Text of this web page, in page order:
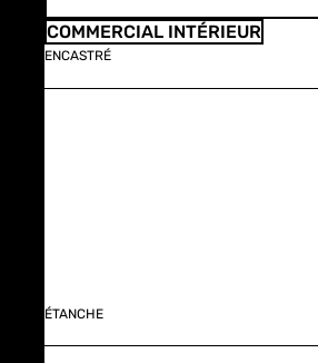
COMMERCIAL INTÉRIEUR
ENCASTRÉ
ÉTANCHE